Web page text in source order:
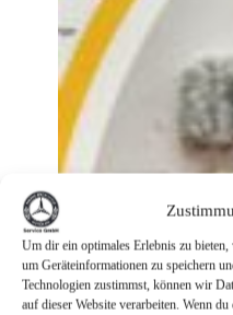
Um dir ein optimales Erlebnis zu
um Geräteinformationen zu speichern
Technologien zustimmst, können wir
auf dieser Website verarbeiten. Wenn